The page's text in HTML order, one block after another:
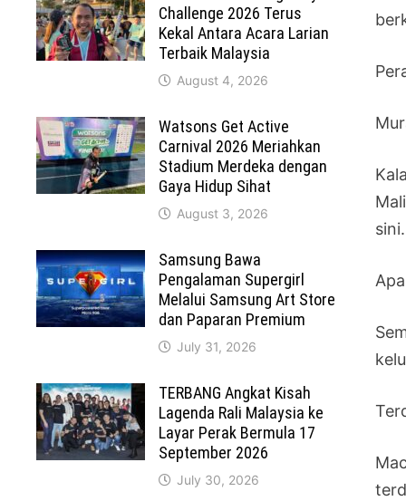
sini.
Challenge 2026 Terus
Kekal Antara Acara Larian
Terbaik Malaysia
August 4, 2026
Watsons Get Active
Carnival 2026 Meriahkan
Stadium Merdeka dengan
Gaya Hidup Sihat
August 3, 2026
Samsung Bawa
Pengalaman Supergirl
Melalui Samsung Art Store
dan Paparan Premium
July 31, 2026
TERBANG Angkat Kisah
Lagenda Rali Malaysia ke
Layar Perak Bermula 17
September 2026
July 30, 2026